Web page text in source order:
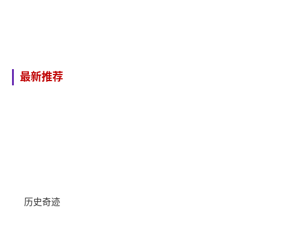
最新推荐
历史奇迹